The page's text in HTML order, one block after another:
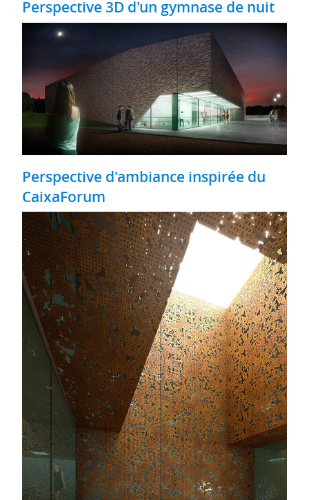
Perspective 3D d'un gymnase de nuit
Perspective d'ambiance inspirée du
CaixaForum